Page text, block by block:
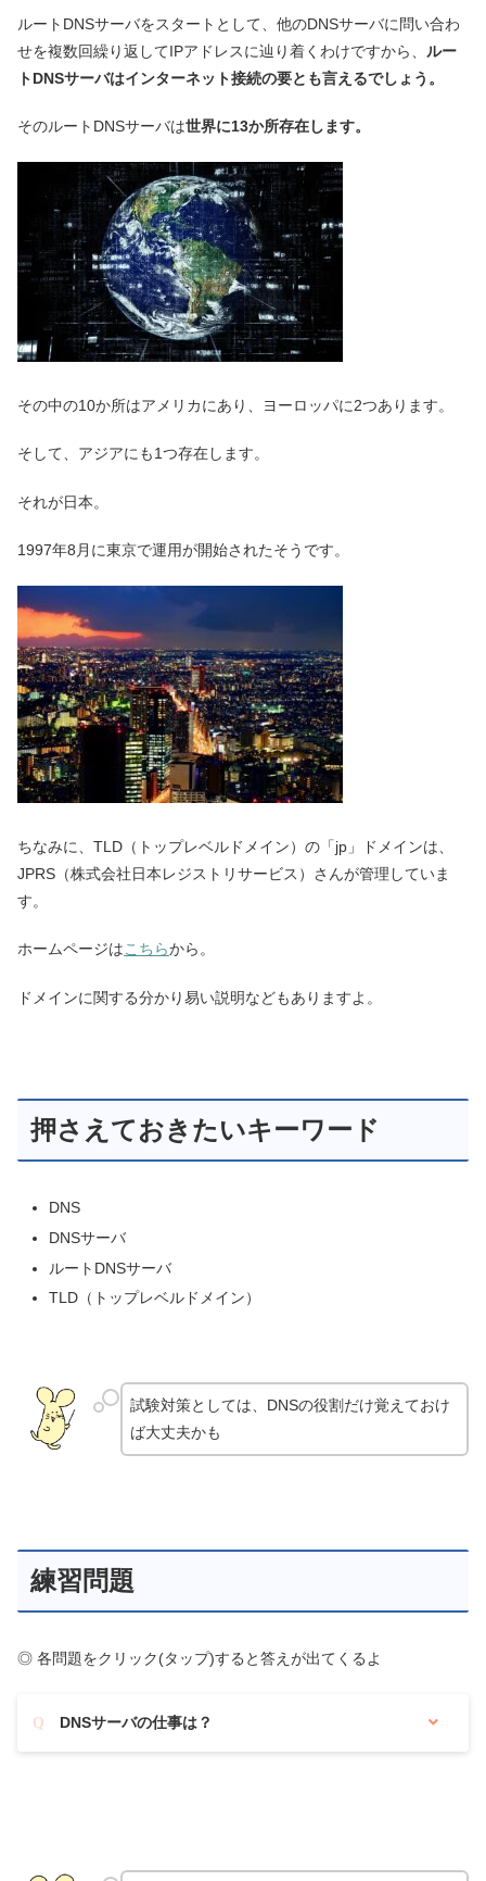
ルートDNSサーバをスタートとして、他のDNSサーバに問い合わ
せを複数回繰り返してIPアドレスに辿り着くわけですから、 ルー
トDNSサーバはインターネット接続の要とも言えるでしょう。
そのルートDNSサーバは世界に13か所存在します。
その中の10か所はアメリカにあり、ヨーロッパに2つあります。
そして、アジアにも1つ存在します。
それが日本。
1997年8月に東京で運用が開始されたそうです。
ちなみに、TLD（トップレベルドメイン）の「jp」ドメインは、
JPRS（株式会社日本レジストリサービス）さんが管理していま
す。
ホームページはこちらから。
ドメインに関する分かり易い説明などもありますよ。
押さえておきたいキーワード
DNS
DNSサーバ
ルートDNSサーバ
TLD（トップレベルドメイン）
試験対策としては、DNSの役割だけ覚えておけ
ば大丈夫かも
練習問題
◎ 各問題をクリック(タップ)すると答えが出てくるよ
DNSサーバの仕事は？